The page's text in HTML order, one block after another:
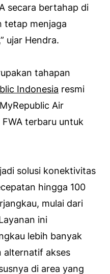
secara bertahap di
tetap menjaga
ujar Hendra.
tahapan
Indonesia resmi
Air
terbaru untuk
solusi konektivitas
hingga 100
mulai dari
ini
lebih banyak
alternatif akses
di area yang